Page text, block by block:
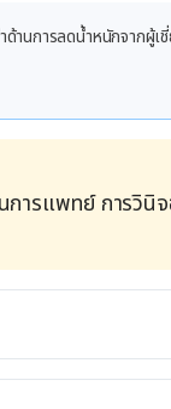
ด้านการลดน้ำหนักจาก
รแพทย์ การวินิจ
How Can I